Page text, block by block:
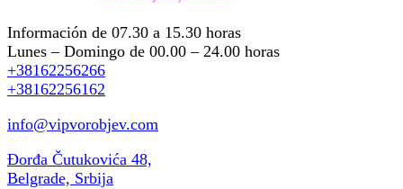
Información de 07.30 a 15.30 horas
Lunes – Domingo de 00.00 – 24.00 horas
+38162256266
+38162256162
info@vipvorobjev.com
Đorđa Čutukovića 48,
Belgrade, Srbija